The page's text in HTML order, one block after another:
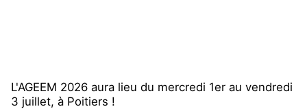
L'AGEEM 2026 aura lieu du mercredi 1er au vendredi
3 juillet, à Poitiers !